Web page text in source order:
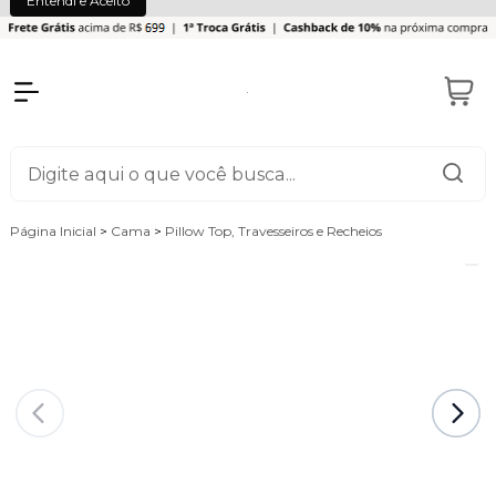
Página Inicial > Cama > Pillow Top, Travesseiros e Recheios